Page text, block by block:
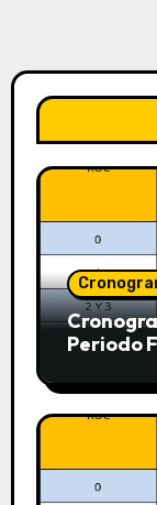
Periodo